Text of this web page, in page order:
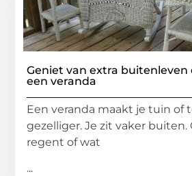
Geniet van extra buitenleven
een veranda
Een veranda maakt je tuin of
gezelliger. Je zit vaker buiten.
regent of wat
...